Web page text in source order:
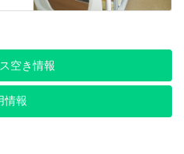
空き情報
情報